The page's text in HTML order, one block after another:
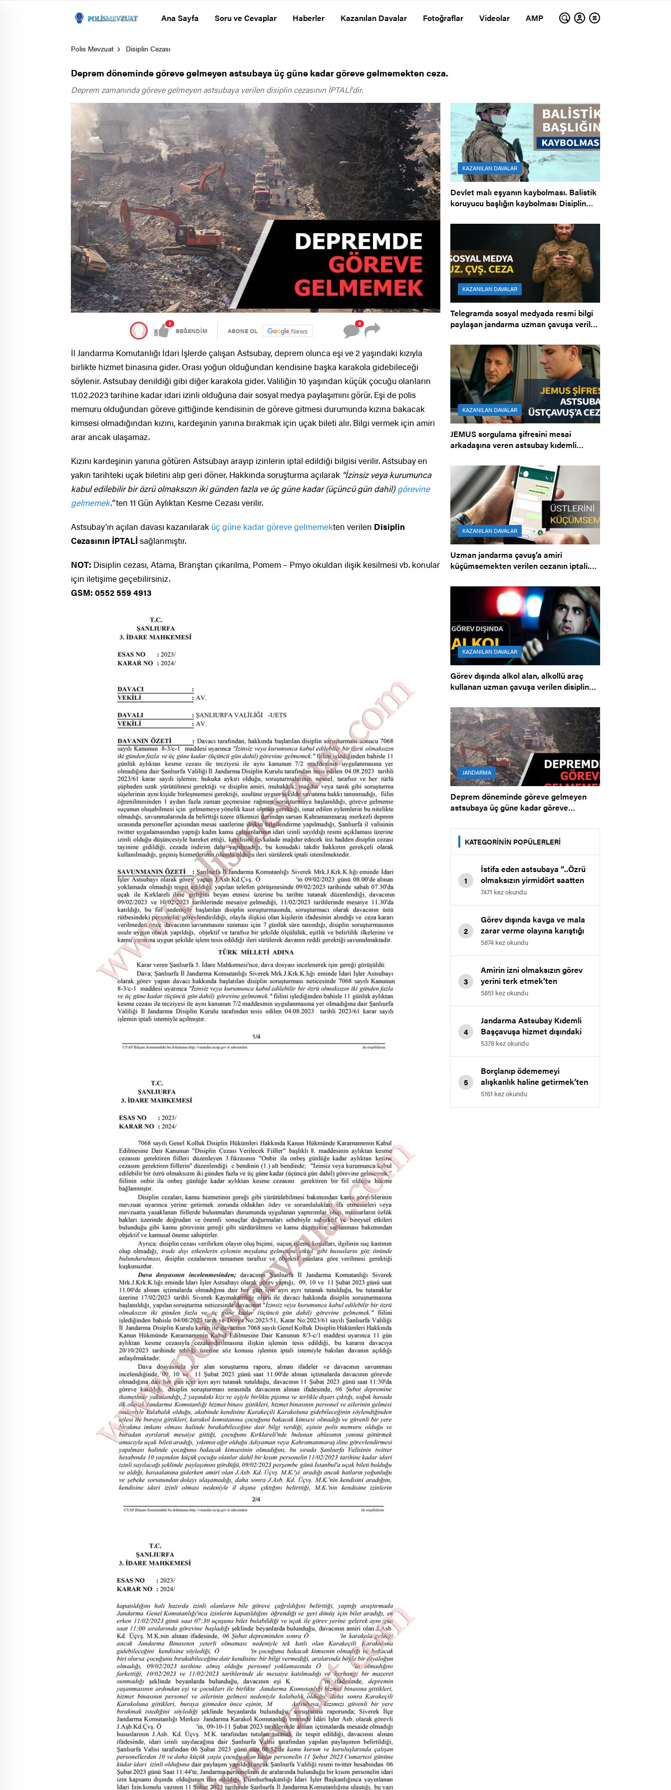
Ana Sayfa Soru ve Cevaplar Haberler Kazanılan Davalar Fotoğraflar Videolar AMP
Polis Mevzuat Disiplin Cezası
Deprem döneminde göreve gelmeyen astsubaya üç güne kadar göreve gelmemekten ceza.
Deprem zamanında göreve gelmeyen astsubaya verilen disiplin cezasının İPTALİ'dir.
2
BEĞENDİM ABONE OL News
0
İl Jandarma Komutanlığı İdari İşlerde çalışan Astsubay, deprem olunca eşi ve 2 yaşındaki kızıyla
birlikte hizmet binasına gider. Orası yoğun olduğundan kendisine başka karakola gidebileceği
söylenir. Astsubaydenildiği gibi diğer karakola gider. Valiliğin 10 yaşından küçük çocuğu olanların
11.02.2023 tarihine kadar idari izinli olduğuna dair sosyal medya paylaşımını görür. Eşi de polis
memuru olduğundan göreve gittiğinde kendisinin de göreve gitmesi durumunda kızına bakacak
kimsesi olmadığından kızını, kardeşinin yanına bırakmak için uçak bileti alır. Bilgi vermek için amiri
arar ancak ulaşamaz.
Kızını kardeşinin yanına götüren Astsubayı arayıp izinlerin iptal edildiği bilgisi verilir. Astsubay en
yakın tarihteki uçak biletini alıp geri döner. Hakkında soruşturma açılarak “İzinsiz veya kurumunca
kabul edilebilir bir özrü olmaksızın iki günden fazla ve üç güne kadar (üçüncü gün dahil)görevine
gelmemek.”ten 11 Gün Aylıktan Kesme Cezası verilir.
Astsubay’ın açılan davası kazanılarak üç güne kadar göreve gelmemekten verilen Disiplin
Cezasının İPTALİ sağlanmıştır.
NOT: Disiplin cezası, Atama, Branştan çıkarılma, Pomem – Pmyo okuldan ilişik kesilmesi vb. konular
için iletişime geçebilirsiniz.
GSM: 0552 559 4913
KAZANILAN DAVALAR
Devlet malı eşyanın kaybolması. Balistik
koruyucu başlığın kaybolması Disiplin
KAZANILAN DAVALAR
Telegramda sosyal medyada resmi bilgi
paylaşan jandarma uzman çavuşa verilen
KAZANILAN DAVALAR
JEMUS sorgulama şifresini mesai
arkadaşına veren astsubay kıdemli
KAZANILAN DAVALAR
Uzman jandarma çavuş’a amiri
küçümsemekten verilen cezanın iptali.
KAZANILAN DAVALAR
Görev dışında alkol alan, alkollü araç
kullanan uzman çavuşa verilen disiplin
JANDARMA
Deprem döneminde göreve gelmeyen
astsubaya üç güne kadar göreve
KATEGORİNİN POPÜLERLERİ
1
İstifa eden astsubaya “..Özrü
olmaksızın yirmidört saatten
fazla ve iki güne kadar göreve
Mahkemesi’nde iptali.
7471 kez okundu
2
Görev dışında kavga ve mala
zarar verme olayına karıştığı
için Jandarma Astsubay
iptalidir.
5874 kez okundu
3
Amirin izni olmaksızın görev
yerini terk etmek’ten
Jandarma Uzman Onbaşı’ya
5851 kez okundu
4
Jandarma Astsubay Kıdemli
Başçavuşa hizmet dışındaki
davranışından verilen cezanın
5378 kez okundu
5
Borçlanıp ödememeyi
alışkanlık haline getirmek’ten
uzman jandarmaya verilen
5161 kez okundu